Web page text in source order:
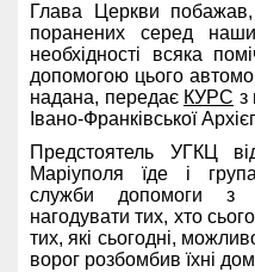
Глава Церкви
поранених серед
необхідності всяка
допомогою цього
надана, передає КУРС з
Івано-Франківської
Предстоятель УГКЦ
Маріуполя їде і
служби допомоги з
нагодувати тих, хто
тих, які сьогодні,
ворог розбомбив їхні